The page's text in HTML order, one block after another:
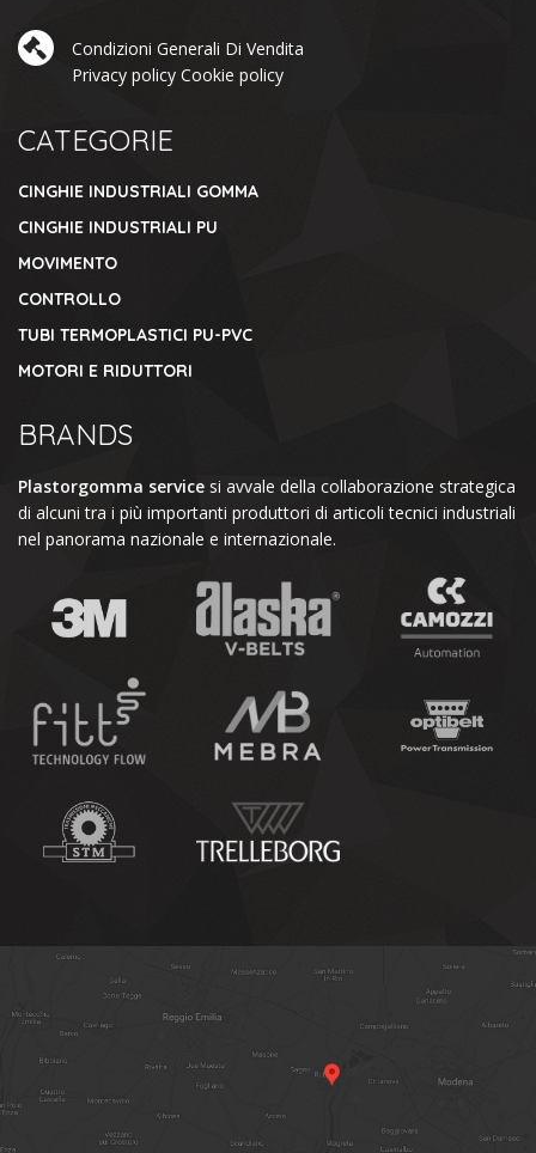
Condizioni Generali Di Vendita
Privacy policy Cookie policy
CATEGORIE
CINGHIE INDUSTRIALI GOMMA
CINGHIE INDUSTRIALI PU
MOVIMENTO
CONTROLLO
TUBI TERMOPLASTICI PU-PVC
MOTORI E RIDUTTORI
BRANDS
Plastorgomma service si avvale della collaborazione strategica
di alcuni tra i più importanti produttori di articoli tecnici industriali
nel panorama nazionale e internazionale.